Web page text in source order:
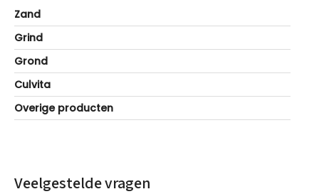
Zand
Grind
Grond
Culvita
Overige producten
Veelgestelde vragen